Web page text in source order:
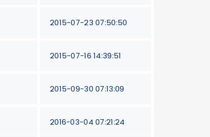
2015-07-23 07:50:50
2015-07-16 14:39:51
2015-09-30 07:13:09
2016-03-04 07:21:24